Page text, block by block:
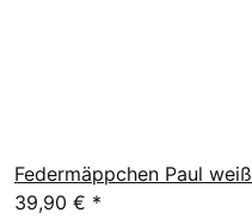
Federmäppchen Paul weiß
39,90 € *